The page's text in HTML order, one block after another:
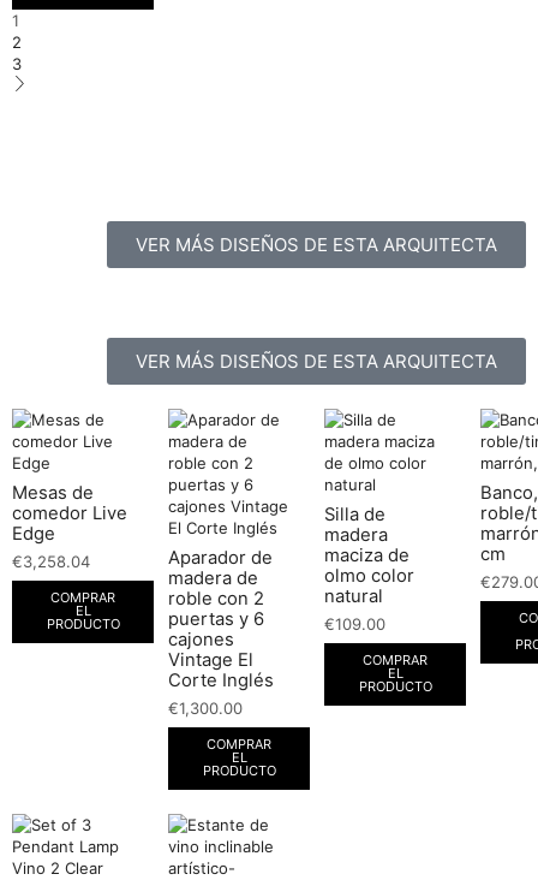
1
2
3
VER MÁS DISEÑOS DE ESTA ARQUITECTA
VER MÁS DISEÑOS DE ESTA ARQUITECTA
Mesas de
comedor Live
Edge
€3,258.04
COMPRAR
EL
PRODUCTO
Aparador de
madera de
roble con 2
puertas y 6
cajones
Vintage El
Corte Inglés
€1,300.00
COMPRAR
EL
PRODUCTO
Silla de
madera
maciza de
olmo color
natural
€109.00
COMPRAR
EL
PRODUCTO
roble/
cm
€